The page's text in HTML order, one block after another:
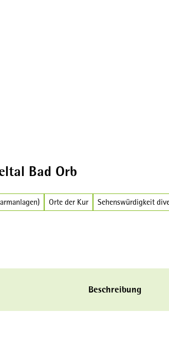
Bad Orb
Orte der Kur Sehenswürdigkeit
Beschreibung